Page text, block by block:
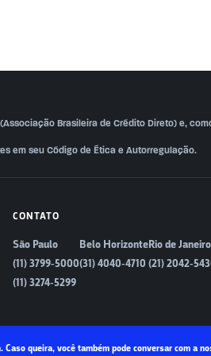
Brasileira de Crédito Direto) e,
em seu Código de Ética e Autorregulação.
CONTATO
São Paulo
(11) 3799-5000
(11) 3274-5299
Belo Horizonte
(31) 4040-4710
Rio de Janeiro
(21) 2042-
queira, você também pode conversar com a